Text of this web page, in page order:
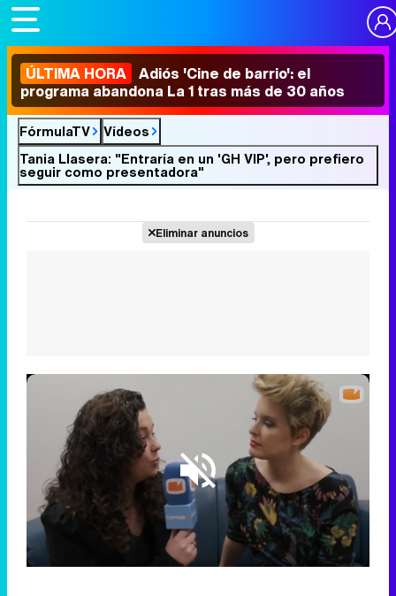
ÚLTIMA HORA Adiós 'Cine de barrio': el
programa abandona La 1 tras más de 30 años
FórmulaTV
Vídeos
Tania Llasera: "Entraría en un 'GH VIP', pero prefiero
seguir como presentadora"
Eliminar anuncios
Unmute
Loaded:
21.04%